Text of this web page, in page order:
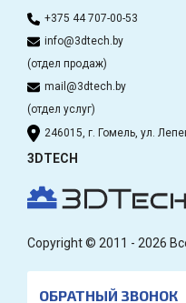
+375 44 707-00-53
info@3dtech.by
(отдел продаж)
mail@3dtech.by
(отдел услуг)
246015, г. Гомель, ул.
3DTECH
Copyright © 2011 - 2026
ОБРАТНЫЙ ЗВОНОК